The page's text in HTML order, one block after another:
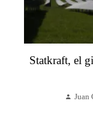
Statkraft, el
Juan